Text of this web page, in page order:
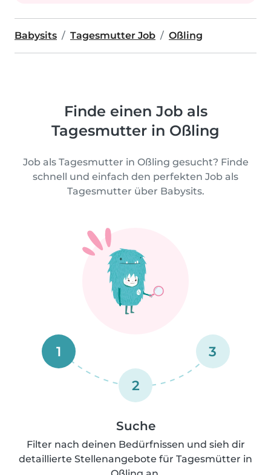
Babysits Tagesmutter Job Oßling
Finde einen Job als
Tagesmutter in Oßling
Job als Tagesmutter in Oßling gesucht? Finde
schnell und einfach den perfekten Job als
Tagesmutter über Babysits.
1
2
3
Suche
Filter nach deinen Bedürfnissen und sieh dir
detaillierte Stellenangebote für Tagesmütter in